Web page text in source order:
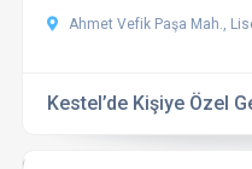
Ahmet Vefik Paşa Mah., Lise
Kestel’de Kişiye Özel